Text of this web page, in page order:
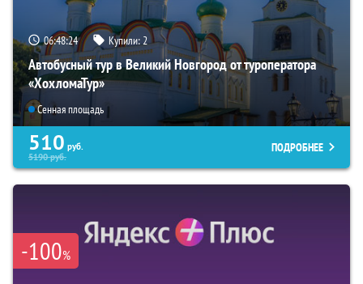
06:48:23 Купили:2
Автобусный тур в Великий Новгород от туроператора
«ХохломаТур»
Сенная площадь
510 руб.
5190руб.
ПОДРОБНЕЕ
-100%